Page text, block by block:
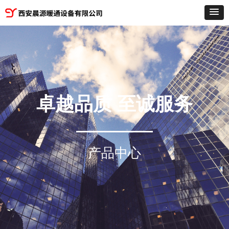
卓越品质 至诚服务
产品中心